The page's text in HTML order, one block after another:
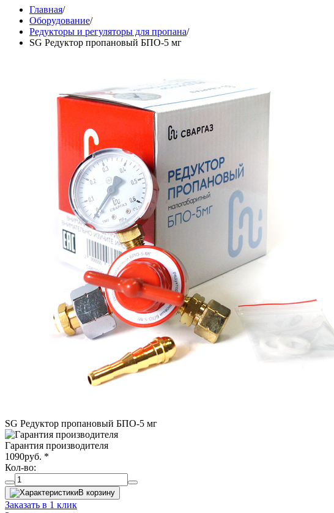
Главная/
Оборудование/
Редукторы и регуляторы для пропана/
SG Редуктор пропановый БПО-5 мг
SG Редуктор пропановый БПО-5 мг
Гарантия производителя
1090руб. *
Кол-во:
В корзину
Заказать в 1 клик